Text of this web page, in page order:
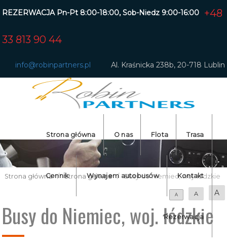
REZERWACJA Pn-Pt 8:00-18:00, Sob-Niedz 9:00-16:00 +48
33 813 90 44
info@robinpartners.pl Al. Kraśnicka 238b, 20-718 Lublin
Strona główna O nas Flota Trasa
Lubelskie
Łódzkie
Cennik Wynajem autobusów Kontakt
Rezerwacja
Strona główna / Strona główna / Busy do Niemiec, woj. łódzkie
A A A
Busy do Niemiec, woj. łódzkie